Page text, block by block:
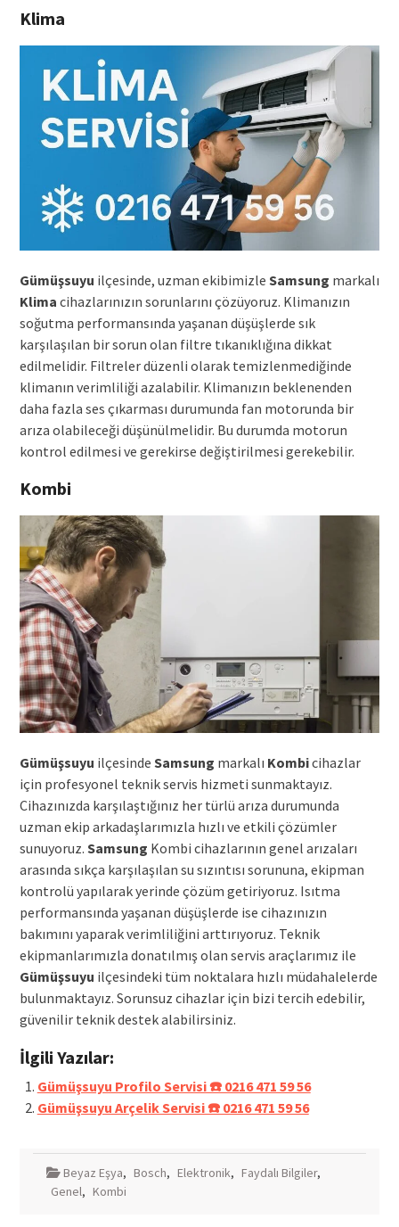
Klima
Gümüşsuyu ilçesinde, uzman ekibimizle Samsung markalı
Klima cihazlarınızın sorunlarını çözüyoruz. Klimanızın
soğutma performansında yaşanan düşüşlerde sık
karşılaşılan bir sorun olan filtre tıkanıklığına dikkat
edilmelidir. Filtreler düzenli olarak temizlenmediğinde
klimanın verimliliği azalabilir. Klimanızın beklenenden
daha fazla ses çıkarması durumunda fan motorunda bir
arıza olabileceği düşünülmelidir. Bu durumda motorun
kontrol edilmesi ve gerekirse değiştirilmesi gerekebilir.
Kombi
Gümüşsuyu ilçesinde Samsung markalı Kombicihazlar
için profesyonel teknik servis hizmeti sunmaktayız.
Cihazınızda karşılaştığınız her türlü arıza durumunda
uzman ekip arkadaşlarımızla hızlı ve etkili çözümler
sunuyoruz. Samsung Kombi cihazlarının genel arızaları
arasında sıkça karşılaşılan su sızıntısı sorununa, ekipman
kontrolü yapılarak yerinde çözüm getiriyoruz. Isıtma
performansında yaşanan düşüşlerde ise cihazınızın
bakımını yaparak verimliliğini arttırıyoruz. Teknik
ekipmanlarımızla donatılmış olan servis araçlarımız ile
Gümüşsuyu ilçesindeki tüm noktalara hızlı müdahalelerde
bulunmaktayız. Sorunsuz cihazlar için bizi tercih edebilir,
güvenilir teknik destek alabilirsiniz.
İlgili Yazılar:
Gümüşsuyu Profilo Servisi ☎️ 0216 471 59 56
Gümüşsuyu Arçelik Servisi ☎️ 0216 471 59 56
Beyaz Eşya, Bosch, Elektronik, Faydalı Bilgiler,
Genel, Kombi